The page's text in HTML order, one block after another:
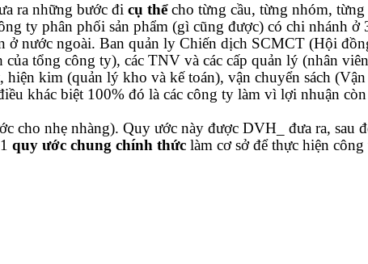
ra những bước đi cụ thểcho từng cầu, từng nhóm,
ty phân phối sản phẩm (gì cũng được) có chi nhánh
nước ngoài. Ban quản ly Chiến dịch SCMCT (Hội
tổng công ty), các TNV và các cấp quản lý (nhân
kim (quản lý kho và kế toán), vận chuyển sách
khác biệt 100% đó là các công ty làm vì lợi nhuận
cho nhẹ nhàng). Quy ước này được DVH_ đưa ra, sau
quy ước chung chính thức làm cơ sở để thực hiện